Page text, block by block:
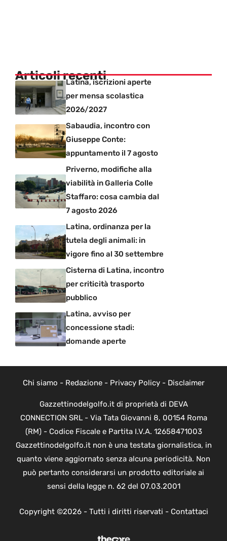
Articoli recentiLatina, iscrizioni aperte
per mensa scolastica
2026/2027
Sabaudia, incontro con
Giuseppe Conte:
appuntamento il 7 agosto
Priverno, modifiche alla
viabilità in Galleria Colle
Staffaro: cosa cambia dal
7 agosto 2026
Latina, ordinanza per la
tutela degli animali: in
vigore fino al 30 settembre
Cisterna di Latina, incontro
per criticità trasporto
pubblico
Latina, avviso per
concessione stadi:
domande aperte
Chi siamo - Redazione- Privacy Policy- Disclaimer
Gazzettinodelgolfo.it di proprietà di DEVA
CONNECTION SRL - Via Tata Giovanni 8, 00154 Roma
(RM) - Codice Fiscale e Partita I.V.A. 12658471003
Gazzettinodelgolfo.it non è una testata giornalistica, in
quanto viene aggiornato senza alcuna periodicità. Non
può pertanto considerarsi un prodotto editoriale ai
sensi della legge n. 62 del 07.03.2001
Copyright ©2026 - Tutti i diritti riservati - Contattaci